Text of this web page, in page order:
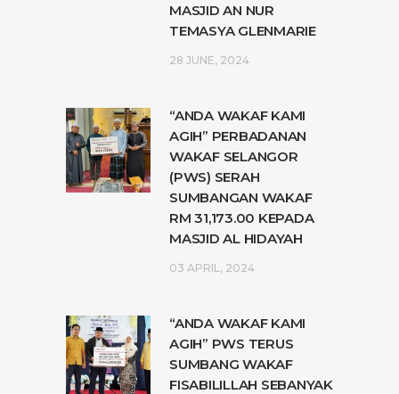
MASJID AN NUR
TEMASYA GLENMARIE
28 JUNE, 2024
“ANDA WAKAF KAMI
AGIH” PERBADANAN
WAKAF SELANGOR
(PWS) SERAH
SUMBANGAN WAKAF
RM 31,173.00 KEPADA
MASJID AL HIDAYAH
03 APRIL, 2024
“ANDA WAKAF KAMI
AGIH” PWS TERUS
SUMBANG WAKAF
FISABILILLAH SEBANYAK